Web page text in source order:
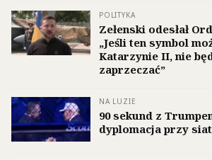
POLITYKA
Zełenski odesłał
„Jeśli ten symbol
Katarzynie II, nie
zaprzeczać”
NA LUZIE
90 sekund z
dyplomacja przy